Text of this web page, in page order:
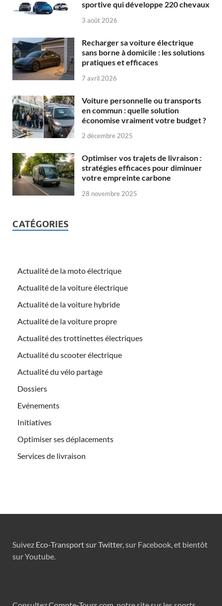
sportive qui développe 220 chevaux
3 août 2026
Recharger sa voiture électrique
sans borne à domicile : les solutions
pratiques et efficaces
7 avril 2026
Voiture personnelle ou transports
en commun : quelle solution
économise vraiment votre budget ?
2 décembre 2025
Optimiser vos trajets de livraison :
stratégies efficaces pour diminuer
votre empreinte carbone
28 novembre 2025
CATÉGORIES
Actualité de la moto électrique
Actualité de la voiture électrique
Actualité de la voiture hybride
Actualité de la voiture propre
Actualité des trottinettes électriques
Actualité du scooter électrique
Actualité du vélo partage
Dossiers
Evénements
Initiatives
Optimiser ses déplacements
Services de livraison
Suivez Eco-Transport sur Twitter, sur Facebook, et bientôt
sur Youtube.